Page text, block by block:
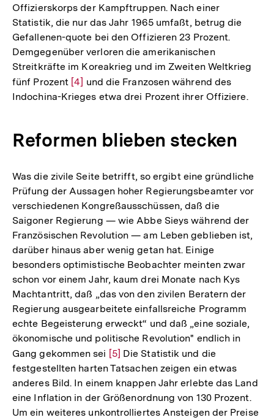
Offizierskorps der Kampftruppen. Nach einer
Statistik, die nur das Jahr 1965 umfaßt, betrug die
Gefallenen-quote bei den Offizieren 23 Prozent.
Demgegenüber verloren die amerikanischen
Streitkräfte im Koreakrieg und im Zweiten Weltkrieg
fünf Prozent Zur
Auflösung
[4] und die Franzosen während des
Indochina-Krieges etwa drei Prozent ihrer Offiziere.
Reformen blieben stecken
Was die zivile Seite betrifft, so ergibt eine gründliche
Prüfung der Aussagen hoher Regierungsbeamter vor
verschiedenen Kongreßausschüssen, daß die
Saigoner Regierung — wie Abbe Sieys während der
Französischen Revolution — am Leben geblieben ist,
darüber hinaus aber wenig getan hat. Einige
besonders optimistische Beobachter meinten zwar
schon vor einem Jahr, kaum drei Monate nach Kys
Machtantritt, daß „das von den zivilen Beratern der
Regierung ausgearbeitete einfallsreiche Programm
echte Begeisterung erweckt“ und daß „eine soziale,
ökonomische und politische Revolution" endlich in
Gang gekommen sei Zur
Auflösung
der
Fußnote
[5] Die Statistik und die
festgestellten harten Tatsachen zeigen ein etwas
anderes Bild. In einem knappen Jahr erlebte das Land
eine Inflation in der Größenordnung von 130 Prozent.
Um ein weiteres unkontrolliertes Ansteigen der Preise